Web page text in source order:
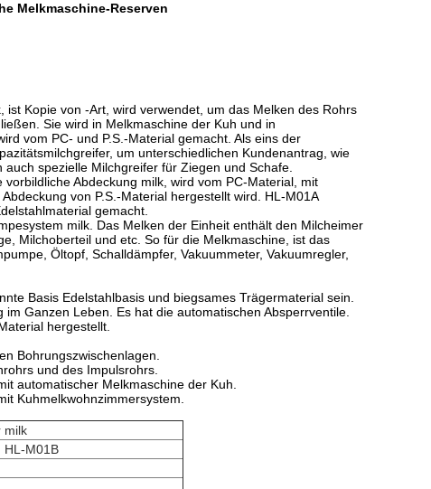
Melkmaschine-Reserven
Kopie von -Art, wird verwendet, um das Melken des Rohrs
Sie wird in Melkmaschine der Kuh und in
vom PC- und P.S.-Material gemacht. Als eins der
um unterschiedlichen Kundenantrag, wie
spezielle Milchgreifer für Ziegen und Schafe.
Abdeckung milk, wird vom PC-Material, mit
von P.S.-Material hergestellt wird. HL-M01A
gemacht.
milk. Das Melken der Einheit enthält den Milcheimer
Milchoberteil und etc. So für die Melkmaschine, ist das
Öltopf, Schalldämpfer, Vakuummeter, Vakuumregler,
Basis Edelstahlbasis und biegsames Trägermaterial sein.
Ganzen Leben. Es hat die automatischen Absperrventile.
hergestellt.
Bohrungszwischenlagen.
und des Impulsrohrs.
automatischer Melkmaschine der Kuh.
Kuhmelkwohnzimmersystem.
milk
HL-M01B